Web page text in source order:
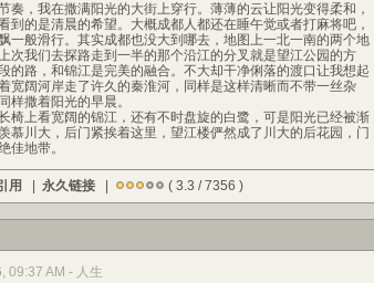
，我在撒满阳光的大街上穿行。薄薄的云让阳光变得柔和，
到的是清晨的希望。大概成都人都还在睡午觉或者打麻将吧，
一般滑行。其实成都也没大到哪去，地图上一北一南的两个地
次我们去探路走到一半的那个沿江的分叉就是望江公园的方
的路，和锦江是完美的融合。不大却干净俐落的渡口让我想起
宽阔河岸走了许久的秦淮河，同样是这样清晰而不带一丝杂
样撒着阳光的早晨。
上看宽阔的锦江，还有不时盘旋的白鹭，可是阳光已经被渐
慕川大，后门紧挨着这里，望江楼俨然成了川大的后花园，门
佳地带。
用 永久链接 ( 3.3 / 7356 )
09:37 AM - 人生